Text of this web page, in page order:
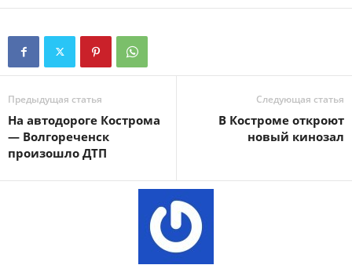
Предыдущая статья
На автодороге Кострома
— Волгореченск
произошло ДТП
Следующая статья
В Костроме откроют
новый кинозал